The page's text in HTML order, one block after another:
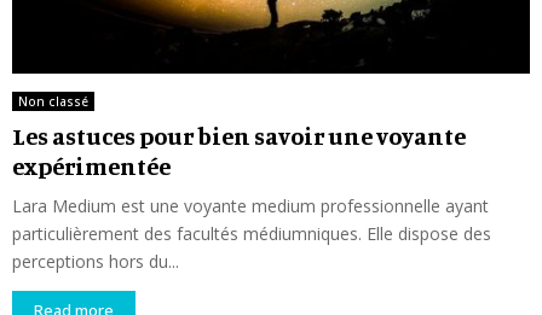
Non classé
Les astuces pour bien savoir une voyante
expérimentée
Lara Medium est une voyante medium professionnelle ayant
particulièrement des facultés médiumniques. Elle dispose des
perceptions hors du...
Read more